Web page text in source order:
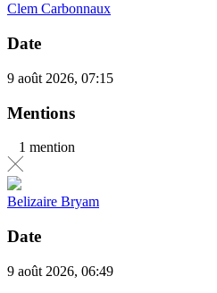
Clem Carbonnaux
Date
9 août 2026, 07:15
Mentions
1 mention
Belizaire Bryam
Date
9 août 2026, 06:49